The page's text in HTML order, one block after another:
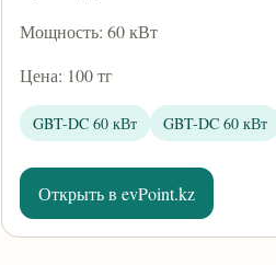
Мощность: 60 кВт
Цена: 100 тг
GBT-DC 60 кВт GBT-DC 60 кВт
Открыть в evPoint.kz